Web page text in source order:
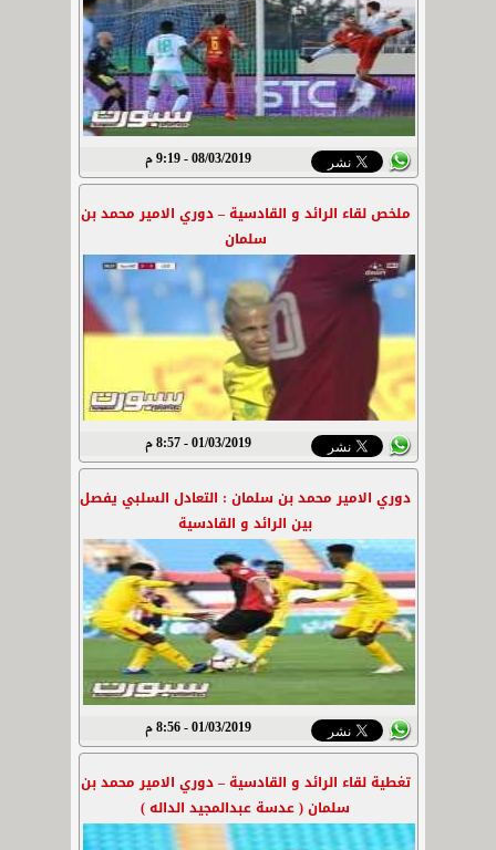
08/03/2019 - 9:19 م
ملخص لقاء الرائد و القادسية – دوري الامير محمد بن
سلمان
01/03/2019 - 8:57 م
دوري الامير محمد بن سلمان : التعادل السلبي يفصل
بين الرائد و القادسية
01/03/2019 - 8:56 م
تغطية لقاء الرائد و القادسية – دوري الامير محمد بن
سلمان ( عدسة عبدالمجيد الداله )